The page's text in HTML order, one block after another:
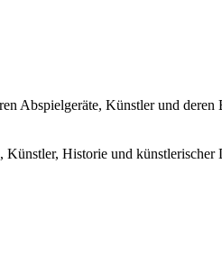
Abspielgeräte, Künstler und
Historie und künstlerischer